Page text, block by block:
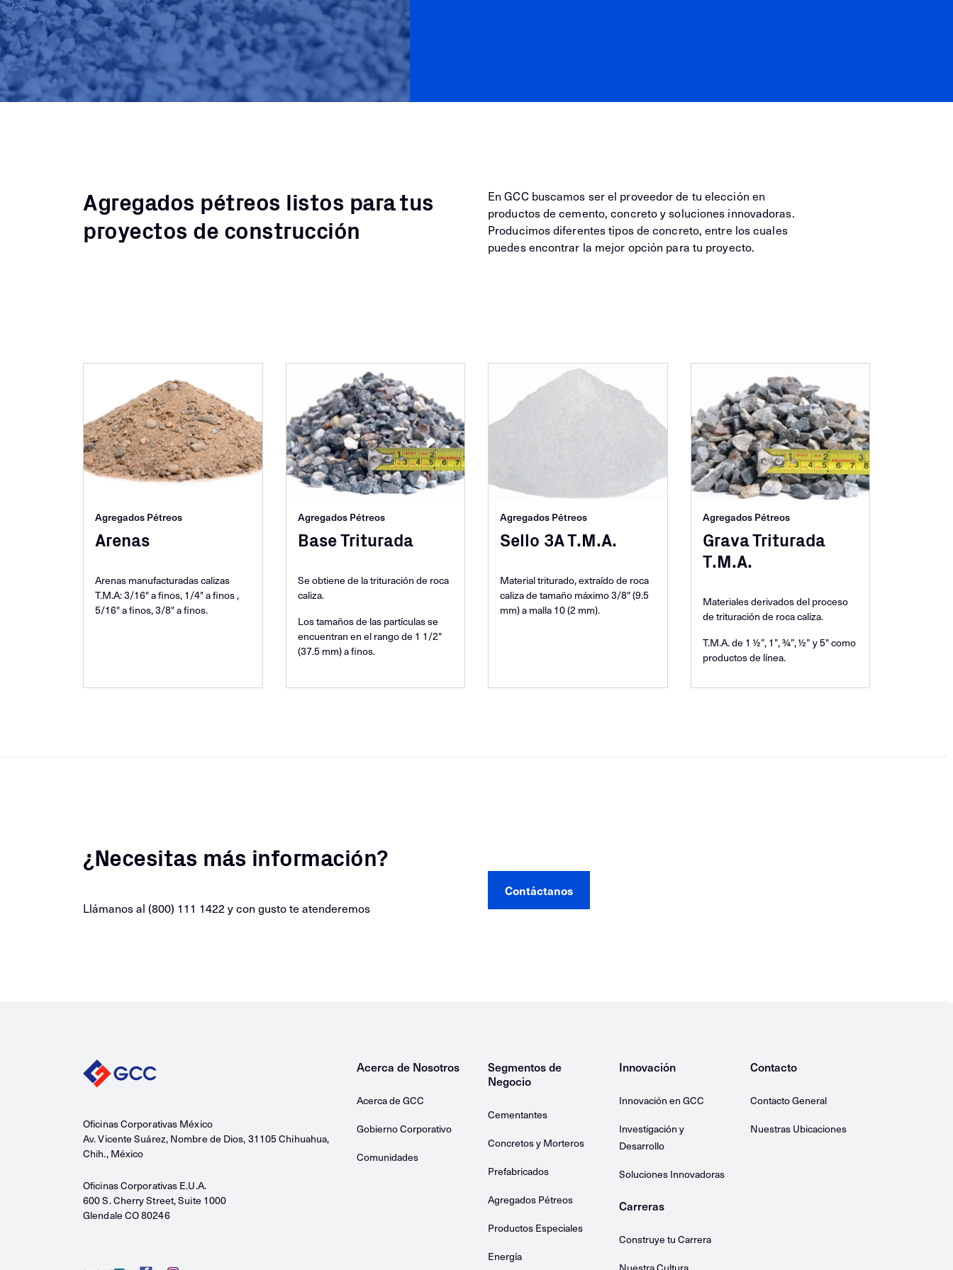
Agregados pétreos listos para tus
proyectos de construcción
En GCC buscamos ser el proveedor de tu elección en
productos de cemento, concreto y soluciones innovadoras.
Producimos diferentes tipos de concreto, entre los cuales
puedes encontrar la mejor opción para tu proyecto.
Agregados Pétreos
Arenas
Arenas manufacturadas calizas
T.M.A: 3/16" a finos, 1/4" a finos ,
5/16" a finos, 3/8" a finos.
Agregados Pétreos
Base Triturada
Se obtiene de la trituración de roca
caliza.
Los tamaños de las partículas se
encuentran en el rango de 1 1/2"
(37.5 mm) a finos.
Agregados Pétreos
Sello 3A T.M.A.
Material triturado, extraído de roca
caliza de tamaño máximo 3/8" (9.5
mm) a malla 10 (2 mm).
Agregados Pétreos
Grava Triturada
T.M.A.
Materiales derivados del proceso
de trituración de roca caliza.
T.M.A. de 1 ½”, 1”, ¾”, ½” y 5" como
productos de línea.
¿Necesitas más información?
Llámanos al (800) 111 1422 y con gusto te atenderemos
Contáctanos
Oficinas Corporativas México
Av. Vicente Suárez, Nombre de Dios, 31105 Chihuahua,
Chih., México
Oficinas Corporativas E.U.A.
600 S. Cherry Street, Suite 1000
Glendale CO 80246
Acerca de Nosotros
Acerca de GCC
Gobierno Corporativo
Comunidades
Segmentos de
Negocio
Cementantes
Concretos y Morteros
Prefabricados
Agregados Pétreos
Productos Especiales
Energía
Innovación
Innovación en GCC
Investigación y
Desarrollo
Soluciones Innovadoras
Carreras
Construye tu Carrera
Contacto
Contacto General
Nuestras Ubicaciones